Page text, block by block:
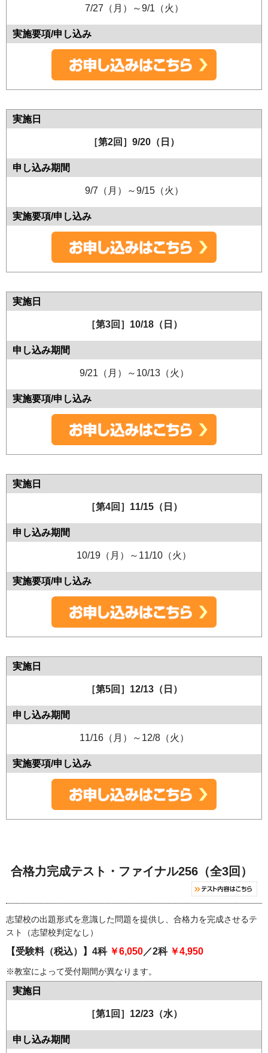
7/27（月）～9/1（火）
［第2回］9/20（日）
9/7（月）～9/15（火）
［第3回］10/18（日）
9/21（月）～10/13（火）
［第4回］11/15（日）
10/19（月）～11/10（火）
［第5回］12/13（日）
11/16（月）～12/8（火）
合格力完成テスト・ファイナル256（全3回）
志望校の出題形式を意識した問題を提供し、合格力を完成させるテ
スト（志望校判定なし）
【受験料（税込）】4科 ￥6,050／2科 ￥4,950
※教室によって受付期間が異なります。
［第1回］12/23（水）